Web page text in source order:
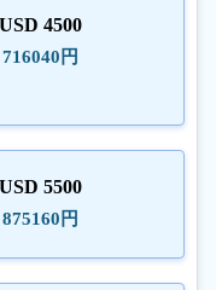
USD 4500
716040円
USD 5500
875160円